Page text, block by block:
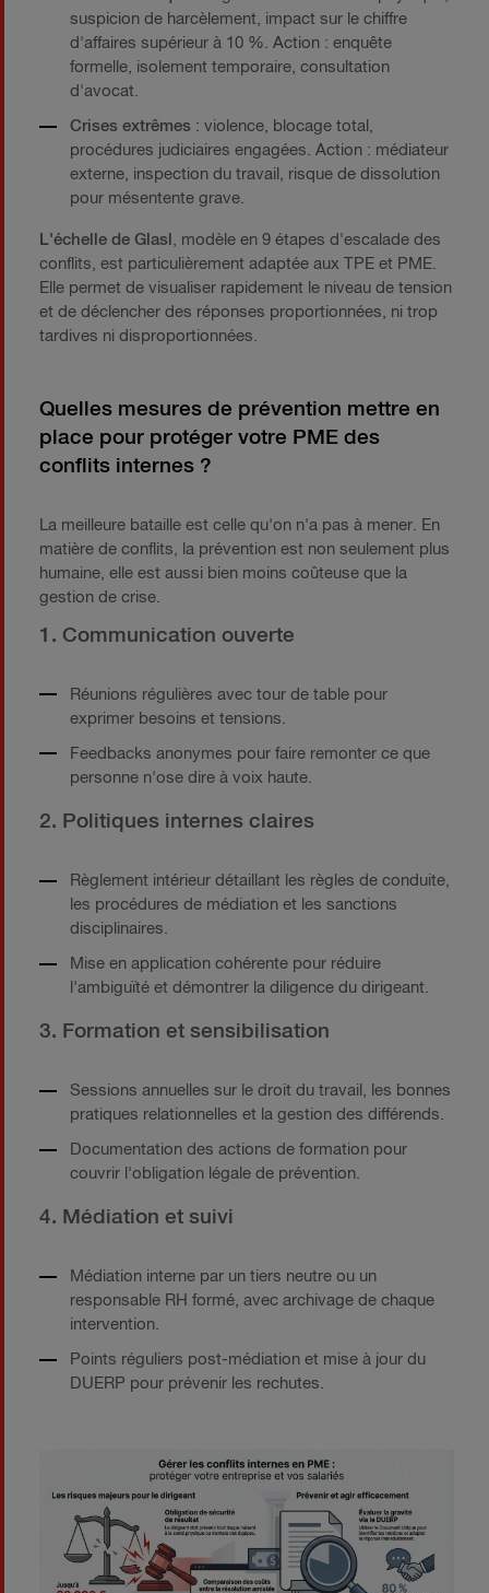
suspicion de harcèlement, impact sur le chiffre
d'affaires supérieur à 10 %. Action : enquête
formelle, isolement temporaire, consultation
d'avocat.
Crises extrêmes : violence, blocage total,
procédures judiciaires engagées. Action : médiateur
externe, inspection du travail, risque de dissolution
pour mésentente grave.
L'échelle de Glasl , modèle en 9 étapes d'escalade des
conflits, est particulièrement adaptée aux TPE et PME.
Elle permet de visualiser rapidement le niveau de tension
et de déclencher des réponses proportionnées, ni trop
tardives ni disproportionnées.
Quelles mesures de prévention mettre en
place pour protéger votre PME des
conflits internes ?
La meilleure bataille est celle qu'on n'a pas à mener. En
matière de conflits, la prévention est non seulement plus
humaine, elle est aussi bien moins coûteuse que la
gestion de crise.
1. Communication ouverte
Réunions régulières avec tour de table pour
exprimer besoins et tensions.
Feedbacks anonymes pour faire remonter ce que
personne n'ose dire à voix haute.
2. Politiques internes claires
Règlement intérieur détaillant les règles de conduite,
les procédures de médiation et les sanctions
disciplinaires.
Mise en application cohérente pour réduire
l'ambiguïté et démontrer la diligence du dirigeant.
3. Formation et sensibilisation
Sessions annuelles sur le droit du travail, les bonnes
pratiques relationnelles et la gestion des différends.
Documentation des actions de formation pour
couvrir l'obligation légale de prévention.
4. Médiation et suivi
Médiation interne par un tiers neutre ou un
responsable RH formé, avec archivage de chaque
intervention.
Points réguliers post-médiation et mise à jour du
DUERP pour prévenir les rechutes.